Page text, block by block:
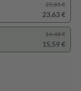
25,85 €
23,63 €
16,48 €
15,59 €